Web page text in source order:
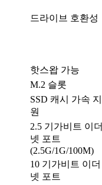
드라이브 호환성
핫스왑 가능
M.2 슬롯
SSD 캐시 가속 지
원
2.5 기가비트 이더
넷 포트
(2.5G/1G/100M)
10 기가비트 이더
넷 포트